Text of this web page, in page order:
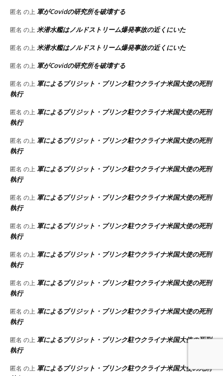
匿名 の上 軍がCovidの研究所を破壊する
匿名 の上 米潜水艦はノルドストリーム爆発事故の近くにいた
匿名 の上 米潜水艦はノルドストリーム爆発事故の近くにいた
匿名 の上 軍がCovidの研究所を破壊する
匿名 の上 軍によるブリジット・ブリンク駐ウクライナ米国大使の死刑
執行
匿名 の上 軍によるブリジット・ブリンク駐ウクライナ米国大使の死刑
執行
匿名 の上 軍によるブリジット・ブリンク駐ウクライナ米国大使の死刑
執行
匿名 の上 軍によるブリジット・ブリンク駐ウクライナ米国大使の死刑
執行
匿名 の上 軍によるブリジット・ブリンク駐ウクライナ米国大使の死刑
執行
匿名 の上 軍によるブリジット・ブリンク駐ウクライナ米国大使の死刑
執行
匿名 の上 軍によるブリジット・ブリンク駐ウクライナ米国大使の死刑
執行
匿名 の上 軍によるブリジット・ブリンク駐ウクライナ米国大使の死刑
執行
匿名 の上 軍によるブリジット・ブリンク駐ウクライナ米国大使の死刑
執行
匿名 の上 軍によるブリジット・ブリンク駐ウクライナ米国大使の死刑
執行
匿名 の上 軍によるブリジット・ブリンク駐ウクライナ米国大使の死刑